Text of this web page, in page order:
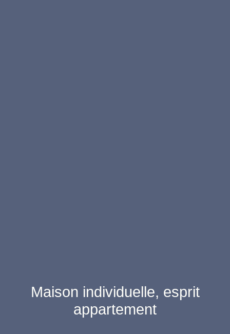
Maison individuelle, esprit
appartement